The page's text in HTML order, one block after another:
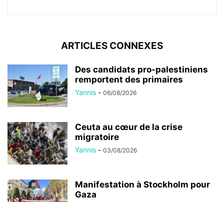
ARTICLES CONNEXES
Des candidats pro-palestiniens
remportent des primaires
Yannis - 06/08/2026
Ceuta au cœur de la crise
migratoire
Yannis - 03/08/2026
Manifestation à Stockholm pour
Gaza